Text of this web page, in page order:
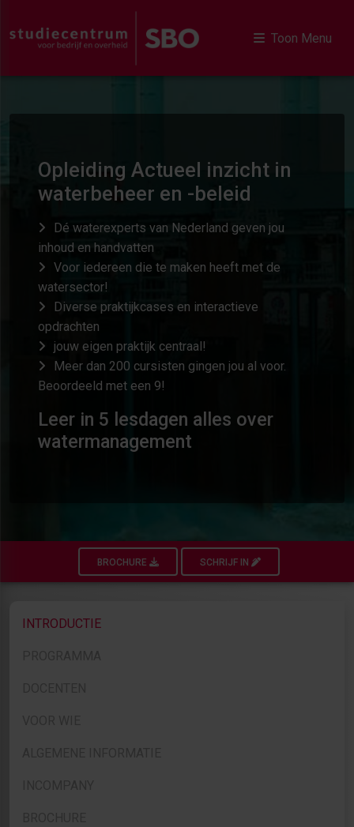
Toon Menu
Opleiding Actueel inzicht in
waterbeheer en -beleid
Dé waterexperts van Nederland geven jou
inhoud en handvatten
Voor iedereen die te maken heeft met de
watersector!
Diverse praktijkcases en interactieve
opdrachten
jouw eigen praktijk centraal!
Meer dan 200 cursisten gingen jou al voor.
Beoordeeld met een 9!
Leer in 5 lesdagen alles over
watermanagement
BROCHURE SCHRIJF IN
INTRODUCTIE